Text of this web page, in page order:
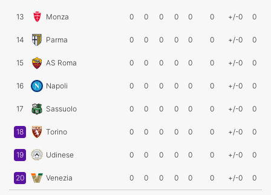
13 Monza 0 0 0 0 0 0 +/-0 0
14 Parma 0 0 0 0 0 0 +/-0 0
15 AS Roma 0 0 0 0 0 0 +/-0 0
16 Napoli 0 0 0 0 0 0 +/-0 0
17 Sassuolo 0 0 0 0 0 0 +/-0 0
18 Torino 0 0 0 0 0 0 +/-0 0
19 Udinese 0 0 0 0 0 0 +/-0 0
20 Venezia 0 0 0 0 0 0 +/-0 0